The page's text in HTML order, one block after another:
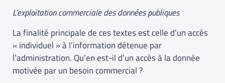
L’exploitation commerciale des données publiques
La finalité principale de ces textes est celle d’un accès
« individuel » à l’information détenue par
l’administration. Qu’en est-il d’un accès à la donnée
motivée par un besoin commercial ?